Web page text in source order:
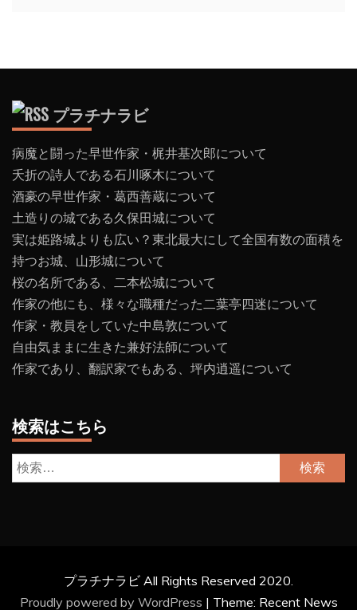
プラチナラビ
病魔と闘った早世作家・梶井基次郎について
夭折の詩人である石川啄木について
酒豪の早世作家・葛西善蔵について
土造りの城である久保田城について
実は姫路城よりも広い？東北最大にして全国有数の面積を
持つお城、山形城について
桜の名所である、二本松城について
作家の他にも、様々な職種だった二葉亭四迷について
作家・教員をしていた中島敦について
自由気ままに生きた兼好法師について
作家であり、翻訳家でもある、坪内逍遥について
検索はこちら
検
索:
プラチナラビ All Rights Reserved 2020.
Proudly powered by WordPress | Theme: Recent News